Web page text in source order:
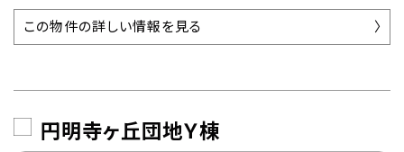
この物件の詳しい情報を見る
円明寺ヶ丘団地Ｙ棟